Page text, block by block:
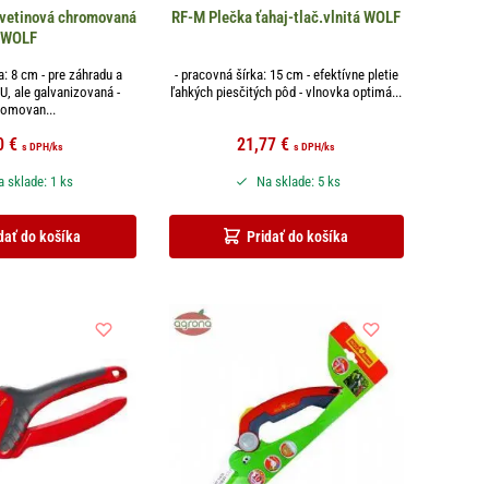
chromovaná
WOLF
8 cm - pre záhradu a
ale galvanizovaná -
€ s DPH/ks
do košíka
sklade: 1 ks
RF-M Plečka ťahaj-tlač.vlnitá WOLF
- pracovná šírka: 15 cm - efektívne pletie
ľahkých piesčitých pôd - vlnovka optimá...
21,77€ s DPH/ks
Pridať do košíka
Na sklade: 5 ks